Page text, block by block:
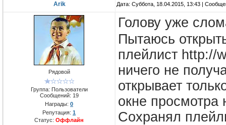
Arik Дата: Суббота, 18.04.2015, 13:43 |
Рядовой
Группа: Пользователи
Сообщений: 19
Награды: 0
Репутация: 1
Статус: Оффлайн
Голову уже
Пытаюсь
плейлист http://
ничего не
открывает
окне просмотра
Сохранял